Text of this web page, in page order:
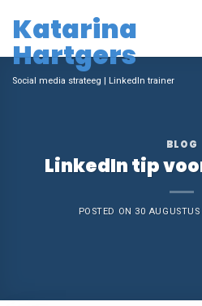
content
Katarina
Hartgers
Social media strateeg | LinkedIn trainer
BLOG
LinkedIn tip
POSTED ON 30